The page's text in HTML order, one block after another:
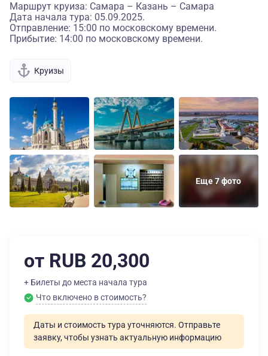
Маршрут круиза: Самара – Казань – Самара
Дата начала тура: 05.09.2025.
Отправление: 15:00 по московскому времени.
Прибытие: 14:00 по московскому времени.
Круизы
Еще 7 фото
от RUB 20,300
+ Билеты до места начала тура
Что включено в стоимость?
Даты и стоимость тура уточняются. Отправьте
заявку, чтобы узнать актуальную информацию